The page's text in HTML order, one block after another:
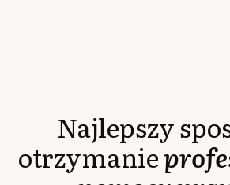
Najlepszy
otrzymanie